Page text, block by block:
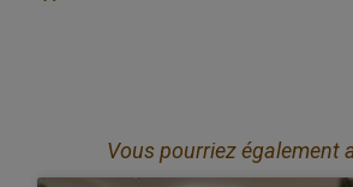
Vous pourriez également